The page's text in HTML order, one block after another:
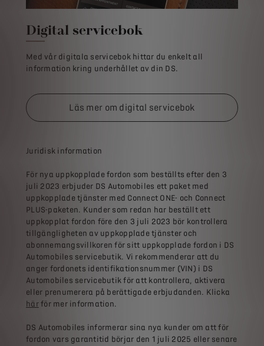
Digital servicebok
Med vår digitala servicebok hittar du enkelt all
information kring underhållet av din DS.
Läs mer om digital servicebok
Juridisk information
För nya uppkopplade fordon som beställts efter den 3
juli 2023 erbjuder DS Automobiles ett paket med
uppkopplade tjänster med Connect ONE- och Connect
PLUS-paketen. Kunder som redan har beställt ett
uppkopplat fordon före den 3 juli 2023 bör kontrollera
tillgängligheten av uppkopplade tjänster och
abonnemangsvillkoren för sitt uppkopplade fordon i DS
Automobiles servicebutik. Vi rekommenderar att du
anger fordonets identifikationsnummer (VIN) i DS
Automobiles servicebutik för att kontrollera, aktivera
eller prenumerera på berättigade erbjudanden. Klicka
härför mer information.
DS Automobiles informerar sina nya kunder om att för
fordon vars garantitid börjar den 1 juli 2025 eller senare